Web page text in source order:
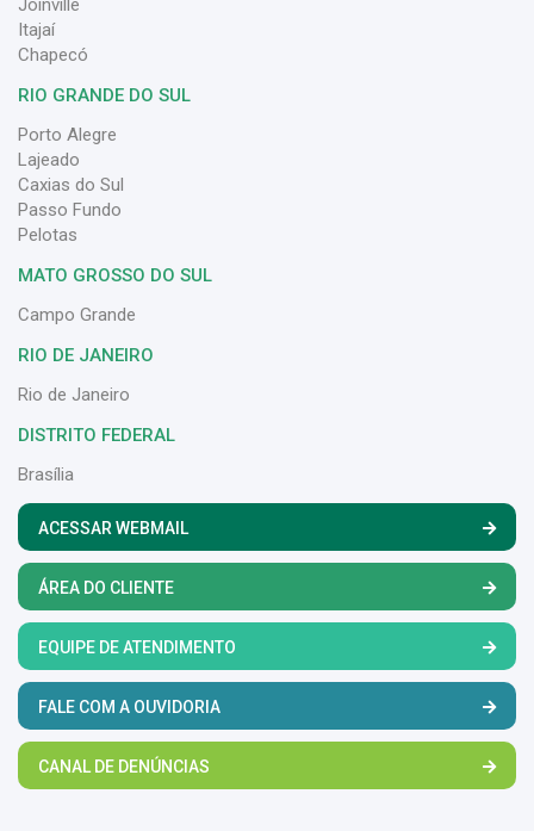
Joinville
Itajaí
Chapecó
RIO GRANDE DO SUL
Porto Alegre
Lajeado
Caxias do Sul
Passo Fundo
Pelotas
MATO GROSSO DO SUL
Campo Grande
RIO DE JANEIRO
Rio de Janeiro
DISTRITO FEDERAL
Brasília
ACESSAR WEBMAIL
ÁREA DO CLIENTE
EQUIPE DE ATENDIMENTO
FALE COM A OUVIDORIA
CANAL DE DENÚNCIAS